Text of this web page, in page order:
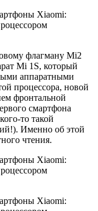
флагману Mi2
Mi 1S, который
аппаратными
процессора, новой
фронтальной
смартфона
то такой
Именно об этой
чтения.